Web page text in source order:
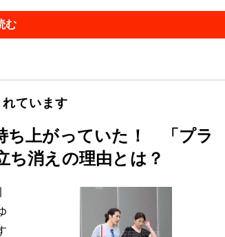
む
ています
ち上がっていた！ 「プラ
消えの理由とは？